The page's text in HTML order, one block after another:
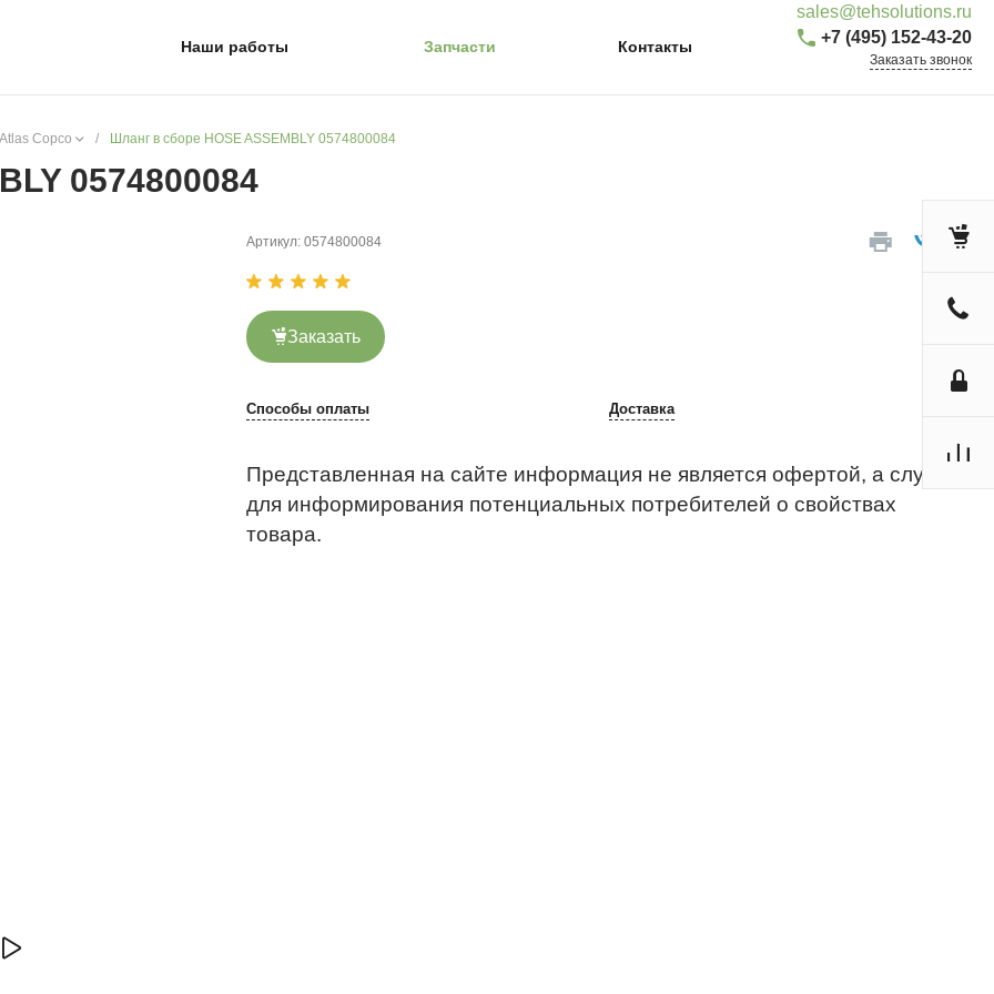
Наши работы Запчасти Контакты
sales@tehsolutions.ru
+7 (495) 152-43-20
Заказать звонок
Copco / Шланг в сборе HOSE ASSEMBLY 0574800084
0574800084
Артикул: 0574800084
Заказать
Способы оплаты Доставка
Представленная на сайте информация не является офертой, а служит
для информирования потенциальных потребителей о свойствах
товара.